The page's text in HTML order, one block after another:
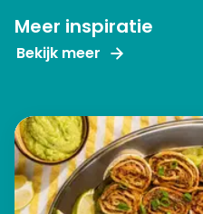
Meer inspiratie
Bekijk meer